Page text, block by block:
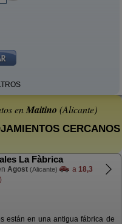
enMaitino (Alicante)
CERCANOS
La Fàbrica
Agost (Alicante) a 18,3
están en una antigua fábrica de